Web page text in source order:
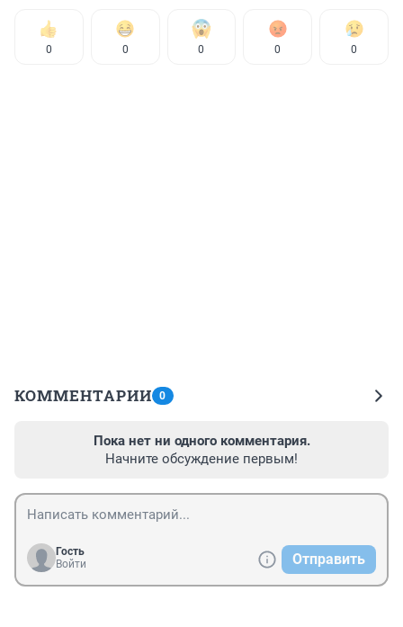
0 0 0 0 0
КОММЕНТАРИИ 0
Пока нет ни одного комментария.
Начните обсуждение первым!
Гость
Войти
Отправить